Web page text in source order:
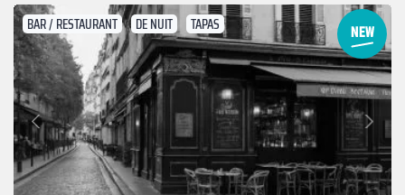
BAR / RESTAURANT DE NUIT TAPAS
Précédent
Suivant